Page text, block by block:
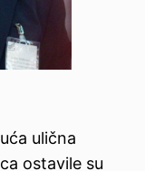
ulična
ostavile su